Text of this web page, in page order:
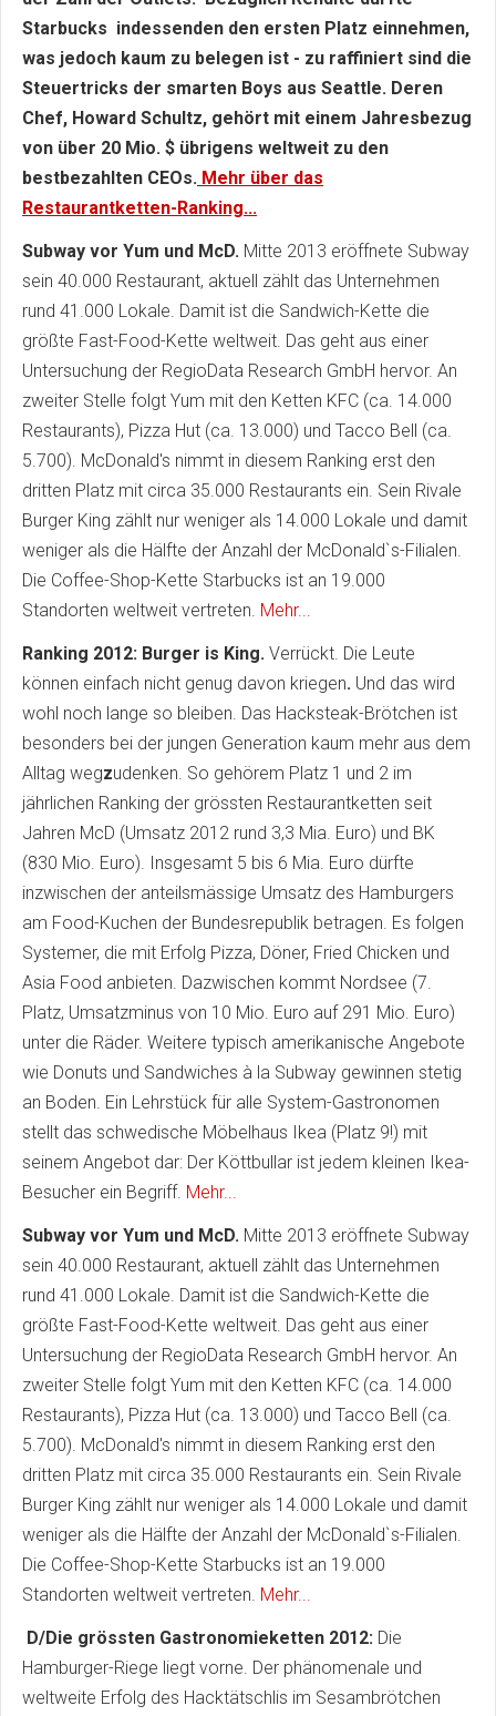
Starbucks indessenden den ersten Platz einnehmen,
was jedoch kaum zu belegen ist - zu raffiniert sind die
Steuertricks der smarten Boys aus Seattle. Deren
Chef, Howard Schultz, gehört mit einem Jahresbezug
von über 20 Mio. $ übrigens weltweit zu den
bestbezahlten CEOs. Mehr über das
Restaurantketten-Ranking...
Subway vor Yum und McD. Mitte 2013 eröffnete Subway
sein 40.000 Restaurant, aktuell zählt das Unternehmen
rund 41.000 Lokale. Damit ist die Sandwich-Kette die
größte Fast-Food-Kette weltweit. Das geht aus einer
Untersuchung der RegioData Research GmbH hervor. An
zweiter Stelle folgt Yum mit den Ketten KFC (ca. 14.000
Restaurants), Pizza Hut (ca. 13.000) und Tacco Bell (ca.
5.700). McDonald's nimmt in diesem Ranking erst den
dritten Platz mit circa 35.000 Restaurants ein. Sein Rivale
Burger King zählt nur weniger als 14.000 Lokale und damit
weniger als die Hälfte der Anzahl der McDonald`s-Filialen.
Die Coffee-Shop-Kette Starbucks ist an 19.000
Standorten weltweit vertreten. Mehr...
Ranking 2012: Burger is King. Verrückt. Die Leute
können einfach nicht genug davon kriegen. Und das wird
wohl noch lange so bleiben. Das Hacksteak-Brötchen ist
besonders bei der jungen Generation kaum mehr aus dem
Alltag wegzudenken. So gehörem Platz 1 und 2 im
jährlichen Ranking der grössten Restaurantketten seit
Jahren McD (Umsatz 2012 rund 3,3 Mia. Euro) und BK
(830 Mio. Euro). Insgesamt 5 bis 6 Mia. Euro dürfte
inzwischen der anteilsmässige Umsatz des Hamburgers
am Food-Kuchen der Bundesrepublik betragen. Es folgen
Systemer, die mit Erfolg Pizza, Döner, Fried Chicken und
Asia Food anbieten. Dazwischen kommt Nordsee (7.
Platz, Umsatzminus von 10 Mio. Euro auf 291 Mio. Euro)
unter die Räder. Weitere typisch amerikanische Angebote
wie Donuts und Sandwiches à la Subway gewinnen stetig
an Boden. Ein Lehrstück für alle System-Gastronomen
stellt das schwedische Möbelhaus Ikea (Platz 9!) mit
seinem Angebot dar: Der Köttbullar ist jedem kleinen Ikea-
Besucher ein Begriff. Mehr...
Subway vor Yum und McD. Mitte 2013 eröffnete Subway
sein 40.000 Restaurant, aktuell zählt das Unternehmen
rund 41.000 Lokale. Damit ist die Sandwich-Kette die
größte Fast-Food-Kette weltweit. Das geht aus einer
Untersuchung der RegioData Research GmbH hervor. An
zweiter Stelle folgt Yum mit den Ketten KFC (ca. 14.000
Restaurants), Pizza Hut (ca. 13.000) und Tacco Bell (ca.
5.700). McDonald's nimmt in diesem Ranking erst den
dritten Platz mit circa 35.000 Restaurants ein. Sein Rivale
Burger King zählt nur weniger als 14.000 Lokale und damit
weniger als die Hälfte der Anzahl der McDonald`s-Filialen.
Die Coffee-Shop-Kette Starbucks ist an 19.000
Standorten weltweit vertreten. Mehr...
D/Die grössten Gastronomieketten 2012: Die
Hamburger-Riege liegt vorne. Der phänomenale und
weltweite Erfolg des Hacktätschlis im Sesambrötchen